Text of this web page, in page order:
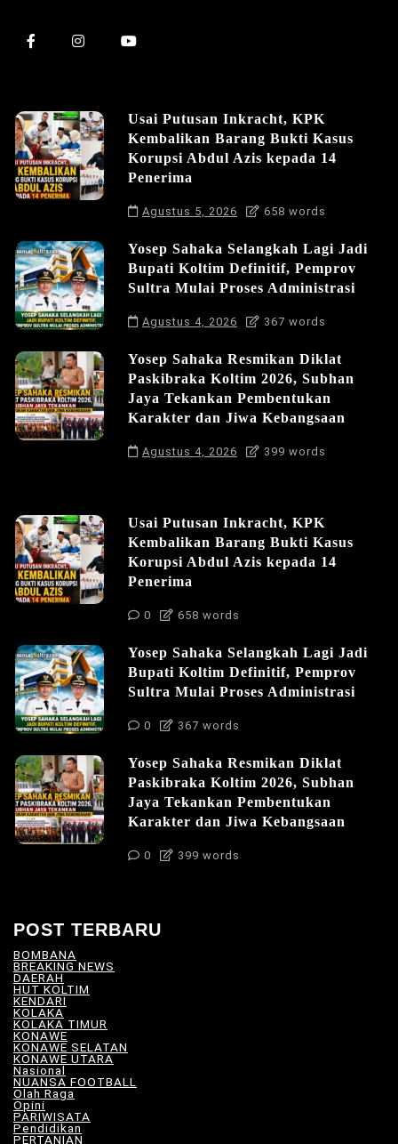
Usai Putusan Inkracht, KPK
Kembalikan Barang Bukti Kasus
Korupsi Abdul Azis kepada 14
Penerima
Agustus 5, 2026 658 words
Yosep Sahaka Selangkah Lagi Jadi
Bupati Koltim Definitif, Pemprov
Sultra Mulai Proses Administrasi
Agustus 4, 2026 367 words
Yosep Sahaka Resmikan Diklat
Paskibraka Koltim 2026, Subhan
Jaya Tekankan Pembentukan
Karakter dan Jiwa Kebangsaan
Agustus 4, 2026 399 words
Usai Putusan Inkracht, KPK
Kembalikan Barang Bukti Kasus
Korupsi Abdul Azis kepada 14
Penerima
0 658 words
Yosep Sahaka Selangkah Lagi Jadi
Bupati Koltim Definitif, Pemprov
Sultra Mulai Proses Administrasi
0 367 words
Yosep Sahaka Resmikan Diklat
Paskibraka Koltim 2026, Subhan
Jaya Tekankan Pembentukan
Karakter dan Jiwa Kebangsaan
0 399 words
POST TERBARU
BOMBANA
BREAKING NEWS
DAERAH
HUT KOLTIM
KENDARI
KOLAKA
KOLAKA TIMUR
KONAWE
KONAWE SELATAN
KONAWE UTARA
Nasional
NUANSA FOOTBALL
Olah Raga
Opini (5)
PARIWISATA
Pendidikan
PERTANIAN